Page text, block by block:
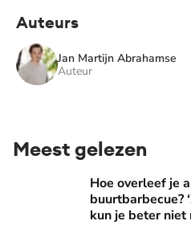
Auteurs
Jan Martijn Abrahamse
Auteur
Meest gelezen
Hoe overleef je als christen
Hoe overleef je
buurtbarbecue?
kun je beter niet